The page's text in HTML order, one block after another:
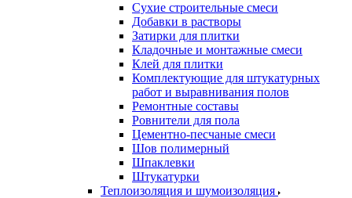
Сухие строительные смеси
Добавки в растворы
Затирки для плитки
Кладочные и монтажные смеси
Клей для плитки
Комплектующие для штукатурных
работ и выравнивания полов
Ремонтные составы
Ровнители для пола
Цементно-песчаные смеси
Шов полимерный
Шпаклевки
Штукатурки
Теплоизоляция и шумоизоляция